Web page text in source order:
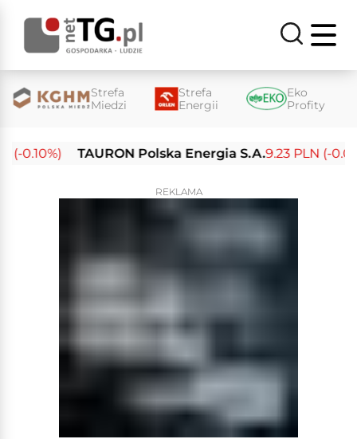
Strefa
Miedzi
Strefa
Energii
Eko
Profity
0.10%) TAURON Polska Energia S.A.9.23 PLN (-
REKLAMA